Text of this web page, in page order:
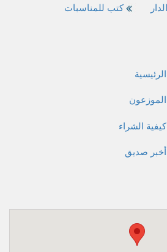
كتب للمناسبات
الرئيسية
الموزعون
كيفية الشراء
أخبر صديق